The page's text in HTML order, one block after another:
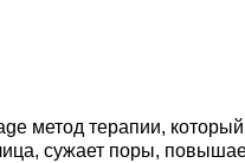
метод терапии, который
сужает поры,